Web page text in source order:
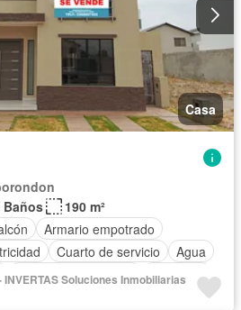
Casa
Baños
190 m²
Armario empotrado
Cuarto de servicio
Agua
Garita de guardianía
Gimnasio
Soluciones Inmobiliarias